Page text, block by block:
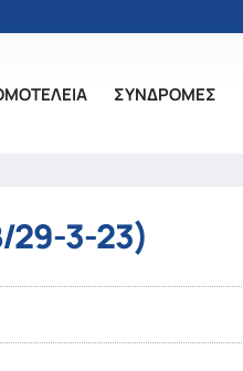
ΣΥΝΔΡΟΜΕΣ
29-3-23)